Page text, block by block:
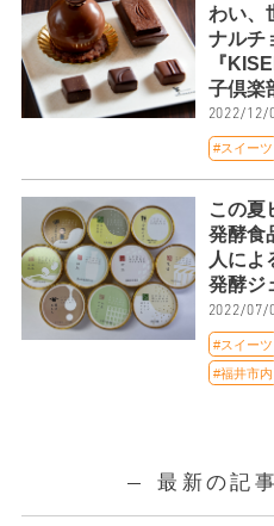
わい、
ナルチ
『
子倶楽
2022/12/
#スイーツ
この夏
発酵食
人によ
発酵ジ
2022/07/
#スイーツ
#福井市内
最新の記